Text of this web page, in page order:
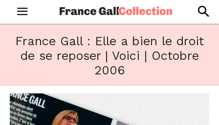
France Gall : Elle a bien le droit
de se reposer | Voici | Octobre
2006